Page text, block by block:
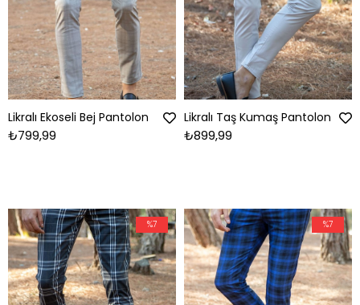
Likralı Ekoseli Bej Pantolon
₺799,99
Likralı Taş Kumaş Pantolon
₺899,99
%7 %7